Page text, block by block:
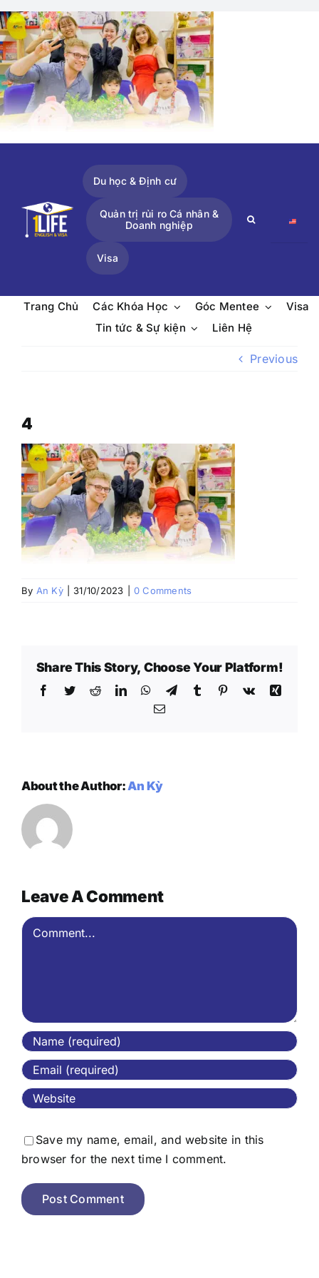
Skip
to
content
Du học & Định cư
Quản trị rủi ro Cá nhân &
Doanh nghiệp
Visa
Search
Trang Chủ Các Khóa Học Góc Mentee
Visa
Tin tức & Sự kiện
Liên Hệ
Previous
4
By An Kỳ 31/10/2023 0 Comments
Share This Story, Choose Your Platform!
Facebook
TwitterRedditLinkedInWhatsApp
TelegramTumblr Pinterest
Vk
Xing
Email
About the Author: An Kỳ
Leave A Comment
Comment
Save my name, email, and website in this
browser for the next time I comment.